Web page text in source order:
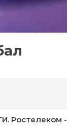
Ростелеком -